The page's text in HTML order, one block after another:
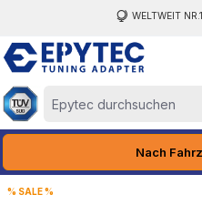
WELTWEIT
Nach
% SALE %